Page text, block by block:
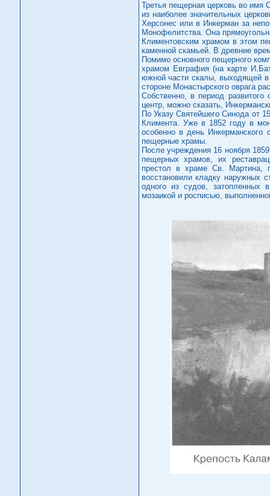
Третья пещерная церковь во имя
из наиболее значительных
Херсонес или в Инкерман за
Монофелитства. Она
Климентовским храмом в этом
каменной скамьей. В древние
Помимо основного пещерного
храмом Евграфия (на карте
южной части скалы, выходящей в
стороне Монастырского оврага
Собственно, в период
центр, можно сказать,
По Указу Святейшего Синода от
Климента. Уже в 1852 году в
особенно в день
пещерные храмы.
После учреждения 16 ноября
пещерных храмов, их
престол в храме Св. Мартина,
восстановили кладку наружных
одного из судов, затопленных
мозаикой и росписью,